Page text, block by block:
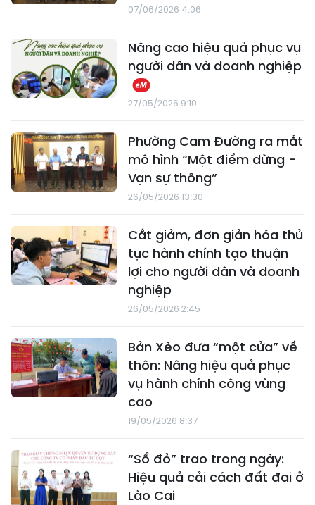
07/06/2026 4:06
Nâng cao hiệu quả phục vụ
người dân và doanh nghiệp
27/05/2026 9:10
Phường Cam Đường ra mắt
mô hình “Một điểm dừng -
Vạn sự thông”
26/05/2026 13:30
Cắt giảm, đơn giản hóa thủ
tục hành chính tạo thuận
lợi cho người dân và doanh
nghiệp
26/05/2026 2:45
Bản Xèo đưa “một cửa” về
thôn: Nâng hiệu quả phục
vụ hành chính công vùng
cao
19/05/2026 8:37
“Sổ đỏ” trao trong ngày:
Hiệu quả cải cách đất đai ở
Lào Cai